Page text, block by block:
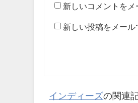
新しいコメントをメ
新しい投稿をメール
インディーズの関連